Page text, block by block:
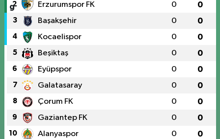
2 Erzurumspor FK 0 0
3 Başakşehir 0 0
4 Kocaelispor 0 0
5 Beşiktaş 0 0
6 Eyüpspor 0 0
7 Galatasaray 0 0
8 Çorum FK 0 0
9 Gaziantep FK 0 0
10 Alanyaspor 0 0